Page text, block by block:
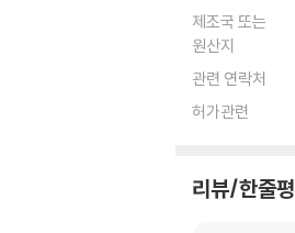
제조국 또는
원산지
관련 연락처
허가관련
리뷰/한줄평